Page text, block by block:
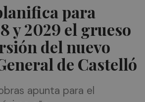
para
y 2029 el grueso
del nuevo
de Castelló
apunta para el